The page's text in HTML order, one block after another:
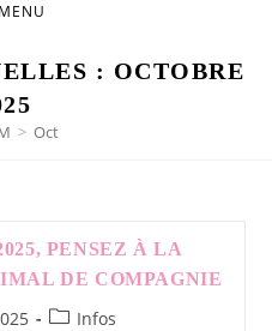
MENU
: OCTOBRE
> Oct
PENSEZ À LA
DE COMPAGNIE
PostInfos